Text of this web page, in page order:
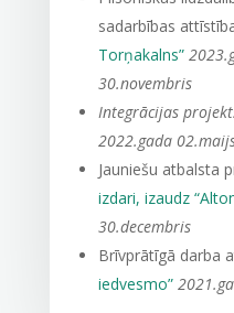
sadarbības
Torņakalns”
30.novembris
Integrācijas
2022.gada
Jauniešu atbalsta
izdari, izaudz
30.decembris
Brīvprātīgā darba
iedvesmo”